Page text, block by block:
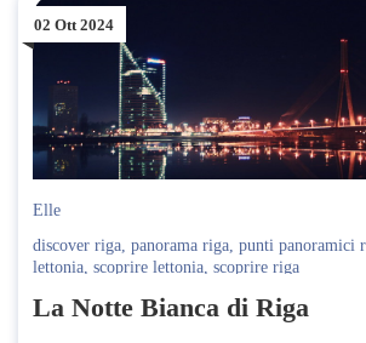
02 Ott 2024
Elle
discover riga, panorama riga, punti panoramici
lettonia, scoprire lettonia, scoprire riga
La Notte Bianca di Riga